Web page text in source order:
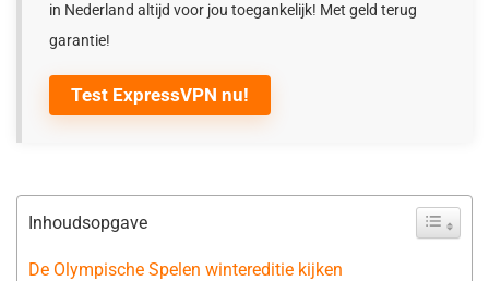
Test ExpressVPN nu!
in Nederland altijd voor jou toegankelijk! Met geld terug
garantie!
Inhoudsopgave
De Olympische Spelen wintereditie kijken